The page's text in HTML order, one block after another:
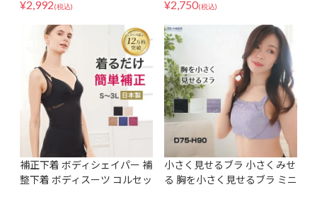
ップメイク ヒップアップ ヒッ
プケア 美尻 桃尻 1枚ばき可
¥2,992(税込)
日本製 国産 花柄 美脚 桃尻 美
尻 ショート ハイウエスト ジ
ャストウェスト 大きいサイズ
レディース
¥2,750(税込)
補正下着 ボディシェイパー 補
整下着 ボディスーツ コルセッ
小さく見せるブラ 小さくみせ
る 胸を小さく見せるブラ ミニ